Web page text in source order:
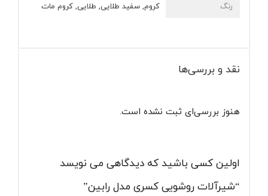
رنگ کروم, سفید طلایی, طلایی, کروم مات
نقد و بررسی‌ها
هنوز بررسی‌ای ثبت نشده است.
اولین کسی باشید که دیدگاهی می نویسد
“شیرآلات روشویی کسری مدل رابین”